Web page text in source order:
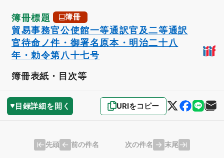
簿冊標題 簿冊
貿易事務官公使館一等通訳官及二等通訳
官待命ノ件・御署名原本・明治二十八
年・勅令第八十七号
簿冊表紙・目次等
目録詳細を開く URIをコピー
先頭 前の件名 次の件名 末尾